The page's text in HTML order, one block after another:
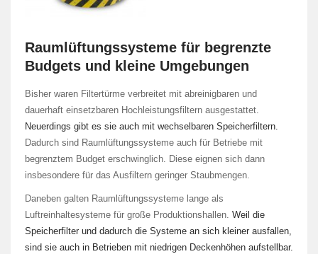
Raumlüftungssysteme für begrenzte
Budgets und kleine Umgebungen
Bisher waren Filtertürme verbreitet mit abreinigbaren und
dauerhaft einsetzbaren Hochleistungsfiltern ausgestattet.
Neuerdings gibt es sie auch mit wechselbaren Speicherfiltern.
Dadurch sind Raumlüftungssysteme auch für Betriebe mit
begrenztem Budget erschwinglich. Diese eignen sich dann
insbesondere für das Ausfiltern geringer Staubmengen.
Daneben galten Raumlüftungssysteme lange als
Luftreinhaltesysteme für große Produktionshallen. Weil die
Speicherfilter und dadurch die Systeme an sich kleiner ausfallen,
sind sie auch in Betrieben mit niedrigen Deckenhöhen aufstellbar.